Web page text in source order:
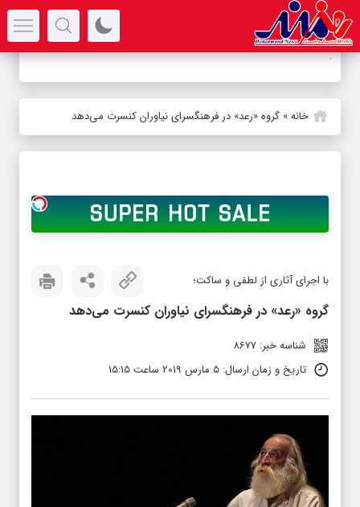
-
خانه» گروه «رعد» در فرهنگسرای نیاوران کنسرت می‌دهد
با اجرای آثاری از لطفی و ساکت؛
گروه «رعد» در فرهنگسرای نیاوران کنسرت می‌دهد
شناسه خبر: 8677
تاریخ و زمان ارسال: 5 مارس 2019 ساعت 15:15